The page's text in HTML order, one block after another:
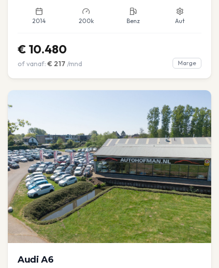
2014 200k Benz Aut
€ 10.480
of vanaf: € 217 /mnd Marge
Audi A6